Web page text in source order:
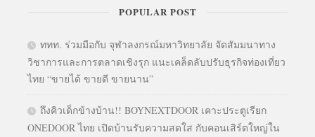
POPULAR POST
ททท. ร่วมมือกับ จุฬาลงกรณ์มหาวิทยาลัย จัดสัมมนาทาง
วิชาการและการตลาดเชิงรุก แนะเคล็ดลับปรับธุรกิจท่องเที่ยว
ไทย “ขายได้ ขายดี ขายนาน”
ถึงคิวเด็กข้างบ้าน!! BOYNEXTDOOR เคาะประตูเรียก
ONEDOOR ไทย เปิดบ้านรับความสดใส กับคอนเสิร์ตใหญ่ใน